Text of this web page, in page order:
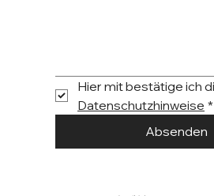
Datenschutzhinweise *
Absenden